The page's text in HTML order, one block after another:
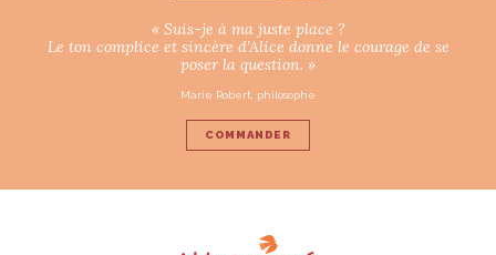
« Suis-je à ma juste place ?
Le ton complice et sincère d’Alice donne le courage de se
poser la question. »
Marie Robert, philosophe
COMMANDER